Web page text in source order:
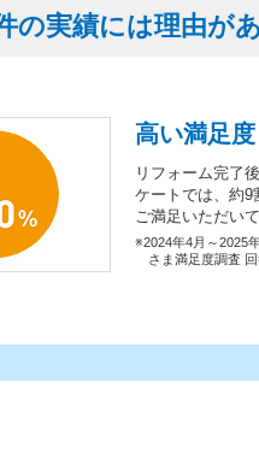
実績には理由があ
高い満足度
リフォーム完了
ケートでは、約9
ご満足いただいて
※2024年4月～2025
さま満足度調査